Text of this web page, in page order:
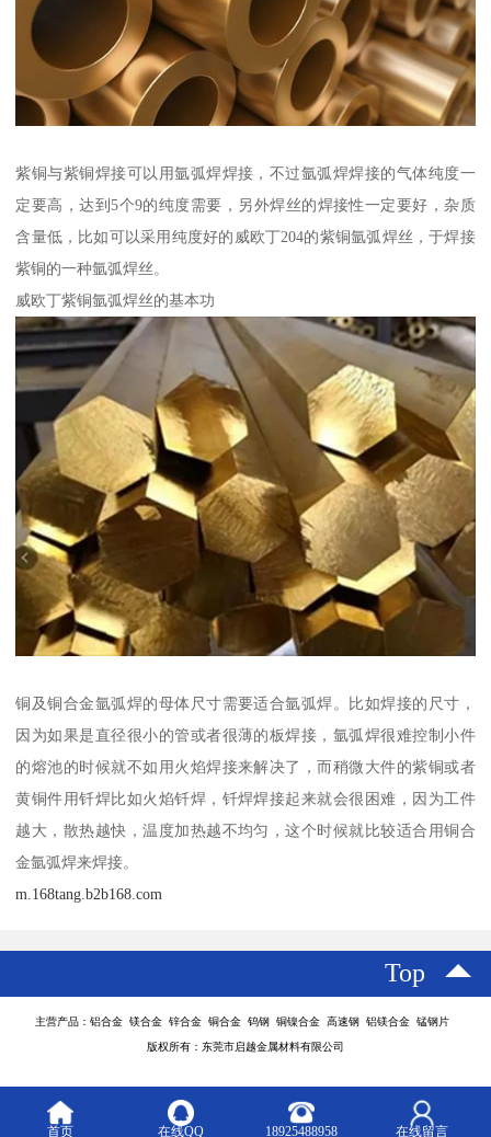
紫铜与紫铜焊接可以用氩弧焊焊接，不过氩弧焊焊接的气体纯度一
定要高，达到5个9的纯度需要，另外焊丝的焊接性一定要好，杂质
含量低，比如可以采用纯度好的威欧丁204的紫铜氩弧焊丝，于焊接
紫铜的一种氩弧焊丝。
威欧丁紫铜氩弧焊丝的基本功
铜及铜合金氩弧焊的母体尺寸需要适合氩弧焊。比如焊接的尺寸，
因为如果是直径很小的管或者很薄的板焊接，氩弧焊很难控制小件
的熔池的时候就不如用火焰焊接来解决了，而稍微大件的紫铜或者
黄铜件用钎焊比如火焰钎焊，钎焊焊接起来就会很困难，因为工件
越大，散热越快，温度加热越不均匀，这个时候就比较适合用铜合
金氩弧焊来焊接。
m.168tang.b2b168.com
Top
主营产品：铝合金 镁合金 锌合金 铜合金 钨钢 铜镍合金 高速钢 铝镁合金 锰钢片
版权所有：东莞市启越金属材料有限公司
首页 在线QQ 18925488958 在线留言